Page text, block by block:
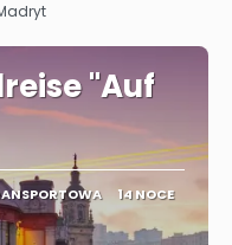
"Auf
14 NOCE